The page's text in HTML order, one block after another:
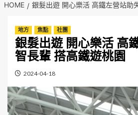
HOME 銀髮出遊 開心樂活 高鐵左營站助
地方 焦點 社團
銀髮出遊 開心樂活 高
智長輩 搭高鐵遊桃園
2024-04-18